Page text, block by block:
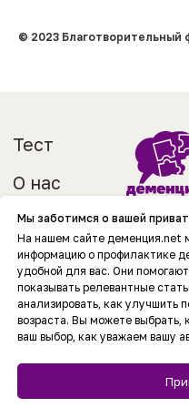
© 2023 Благотворительный
Мы заботимся о вашей
На нашем сайте деменция.net
информацию о профилактике
удобной для вас. Они
показывать релевантные
анализировать, как улучшить
возраста. Вы можете выбрать,
ваш выбор, как уважаем вашу